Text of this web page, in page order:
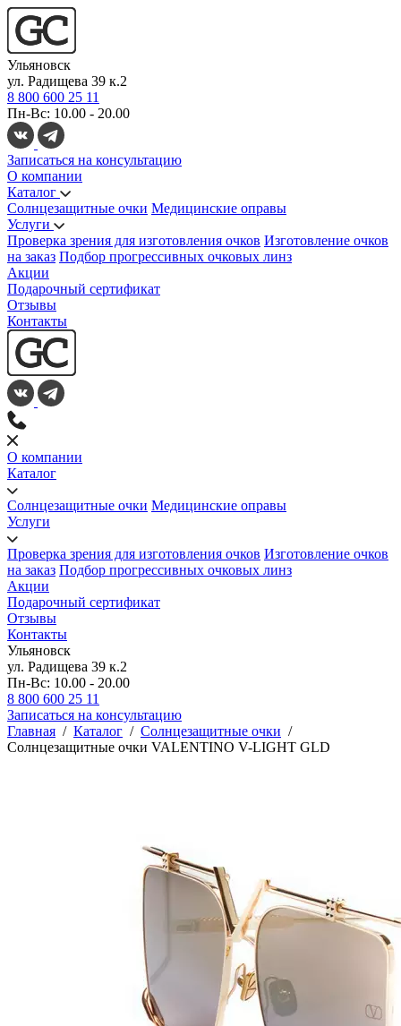
Ульяновск
ул. Радищева 39 к.2
8 800 600 25 11
Пн-Вс: 10.00 - 20.00
Записаться на консультацию
О компании
Каталог
Солнцезащитные очки Медицинские оправы
Услуги
Проверка зрения для изготовления очков Изготовление очков
на заказ Подбор прогрессивных очковых линз
Акции
Подарочный сертификат
Отзывы
Контакты
О компании
Каталог
Солнцезащитные очки Медицинские оправы
Услуги
Проверка зрения для изготовления очков Изготовление очков
на заказ Подбор прогрессивных очковых линз
Акции
Подарочный сертификат
Отзывы
Контакты
Ульяновск
ул. Радищева 39 к.2
Пн-Вс: 10.00 - 20.00
8 800 600 25 11
Записаться на консультацию
Главная / Каталог / Солнцезащитные очки /
Солнцезащитные очки VALENTINO V-LIGHT GLD